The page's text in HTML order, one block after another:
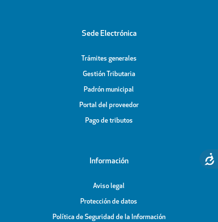
Sede Electrónica
Trámites generales
Gestión Tributaria
Padrón municipal
Portal del proveedor
Pago de tributos
Información
Aviso legal
Protección de datos
Política de Seguridad de la Información